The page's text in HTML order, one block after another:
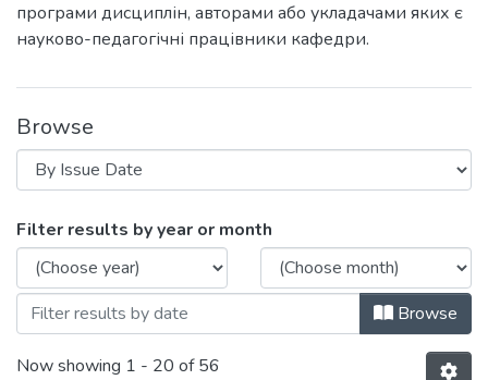
програми дисциплін, авторами або укладачами яких є
науково-педагогічні працівники кафедри.
Browse
Browsing Навчально-методичні
Filter results by year or month
Browse
Now showing 1 - 20 of 56